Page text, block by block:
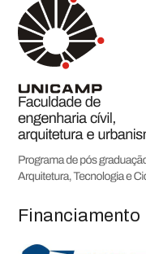
Financiamento